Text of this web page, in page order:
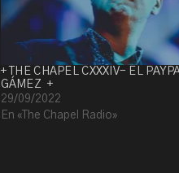
+ THE CHAPEL CXXXIV- EL
GÁMEZ +
29/09/2022
En «The Chapel Radio»